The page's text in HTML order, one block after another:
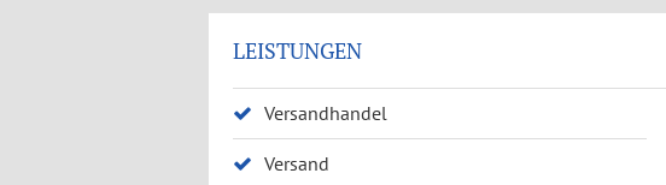
LEISTUNGEN
Versandhandel
Versand